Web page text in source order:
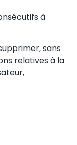
à
sans
relatives à la